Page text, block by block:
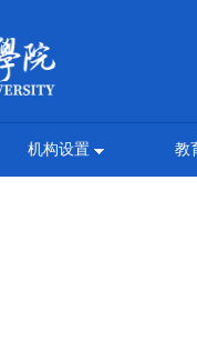
机构设置 教